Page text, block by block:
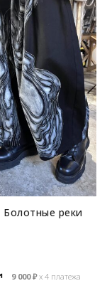
реки
9 000₽х 4 платежа